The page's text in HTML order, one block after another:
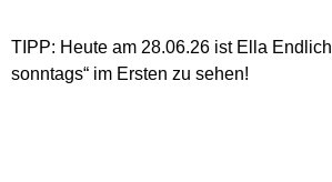
TIPP: Heute am 28.06.26 ist Ella
sonntags“ im Ersten zu sehen!